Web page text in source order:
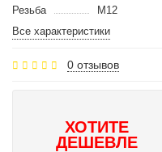
Резьба
M12
Все характеристики
0 отзывов
ХОТИТЕ
ДЕШЕВЛЕ